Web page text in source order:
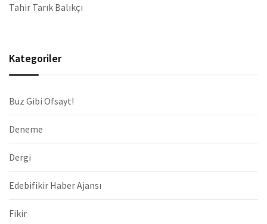
Tahir Tarık Balıkçı
Kategoriler
Buz Gibi Ofsayt!
Deneme
Dergi
Edebifikir Haber Ajansı
Fikir